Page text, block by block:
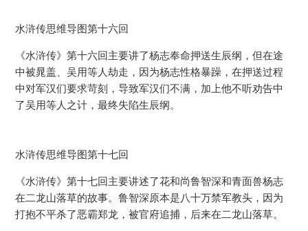
水浒传思维导图第十六回
《水浒传》第十六回主要讲了杨志奉命押送生辰纲，但在途
中被晁盖、吴用等人劫走，因为杨志性格暴躁，在押送过程
中对军汉们要求苛刻，导致军汉们不满，加上他不听劝告中
了吴用等人之计，最终失陷生辰纲。
水浒传思维导图第十七回
《水浒传》第十七回主要讲述了花和尚鲁智深和青面兽杨志
在二龙山落草的故事。鲁智深原本是八十万禁军教头，因为
打抱不平杀了恶霸郑龙，被官府追捕，后来在二龙山落草。